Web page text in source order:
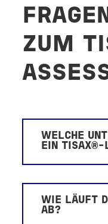
ZUM
WELCHE
EIN TISAX®-
WIE LÄUFT
AB?